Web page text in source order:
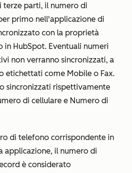
terze parti, il numero di
primo nell'applicazione di
con la proprietà
in HubSpot. Eventuali numeri
non verranno sincronizzati, a
etichettati come Mobile o Fax.
sincronizzati rispettivamente
di cellulare e Numero di
di telefono corrispondente in
applicazione, il numero di
è considerato